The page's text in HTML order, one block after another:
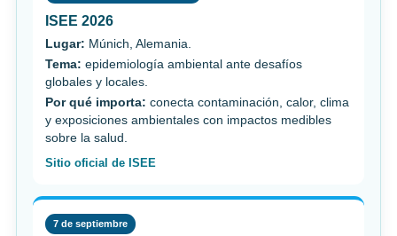
ISEE 2026
Lugar: Múnich, Alemania.
Tema: epidemiología ambiental ante desafíos
globales y locales.
Por qué importa: conecta contaminación, calor, clima
y exposiciones ambientales con impactos medibles
sobre la salud.
Sitio oficial de ISEE
7 de septiembre